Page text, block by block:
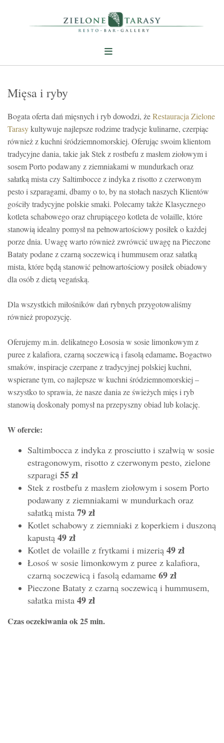
Mięsa i ryby
Bogata oferta dań mięsnych i ryb dowodzi, żeRestauracja Zielone
Tarasykultywuje najlepsze rodzime tradycje kulinarne, czerpiąc
również z kuchni śródziemnomorskiej. Oferując swoim klientom
tradycyjne dania, takie jak Stek z rostbefu z masłem ziołowym i
sosem Porto podawany z ziemniakami w mundurkach oraz
sałatką mista czy Saltimbocce z indyka z risotto z czerwonym
pesto i szparagami, dbamy o to, by na stołach naszych Klientów
gościły tradycyjne polskie smaki. Polecamy także Klasycznego
kotleta schabowego oraz chrupiącego kotleta de volaille, które
stanowią idealny pomysł na pełnowartościowy posiłek o każdej
porze dnia. Uwagę warto również zwrówcić uwagę na Pieczone
Bataty podane z czarną soczewicą i hummusem oraz sałatką
mista, które będą stanowić pełnowartościowy posiłek obiadowy
dla osób z dietą vegańską.
Dla wszystkich miłośników dań rybnych przygotowaliśmy
również propozycję.
Oferujemy m.in. delikatnego Łososia w sosie limonkowym z
puree z kalafiora, czarną soczewicą i fasolą edamame.Bogactwo
smaków, inspiracje czerpane z tradycyjnej polskiej kuchni,
wspierane tym, co najlepsze w kuchni śródziemnomorskiej –
wszystko to sprawia, że nasze dania ze świeżych mięs i ryb
stanowią doskonały pomysł na przepyszny obiad lub kolację.
W ofercie:
Saltimbocca z indyka z prosciutto i szałwią w sosie
estragonowym, risotto z czerwonym pesto, zielone
szparagi 55 zł
Stek z rostbefu z masłem ziołowym i sosem Porto
podawany z ziemniakami w mundurkach oraz
sałatką mista 79 zł
Kotlet schabowy z ziemniaki z koperkiem i duszoną
kapustą 49 zł
Kotlet de volaille z frytkami i mizerią 49 zł
Łosoś w sosie limonkowym z puree z kalafiora,
czarną soczewicą i fasolą edamame 69 zł
Pieczone Bataty z czarną soczewicą i hummusem,
sałatka mista 49 zł
Czas oczekiwania ok 25 min.